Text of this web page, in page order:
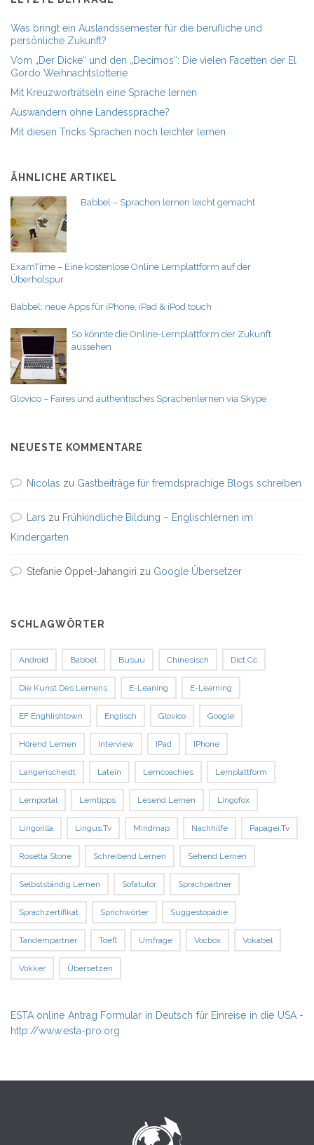
Was bringt ein Auslandssemester für die berufliche und
persönliche Zukunft?
Vom „Der Dicke“ und den „Decimos“: Die vielen Facetten der El
Gordo Weihnachtslotterie
Mit Kreuzworträtseln eine Sprache lernen
Auswandern ohne Landessprache?
Mit diesen Tricks Sprachen noch leichter lernen
ÄHNLICHE ARTIKEL
Babbel – Sprachen lernen leicht gemacht
ExamTime – Eine kostenlose Online Lernplattform auf der
Überholspur
Babbel: neue Apps für iPhone, iPad & iPod touch
So könnte die Online-Lernplattform der Zukunft
aussehen
Glovico – Faires und authentisches Sprachenlernen via Skype
NEUESTE KOMMENTARE
Nicolas zu Gastbeiträge für fremdsprachige Blogs schreiben
Lars zu Frühkindliche Bildung – Englischlernen im
Kindergarten
Stefanie Oppel-Jahangiri zu Google Übersetzer
SCHLAGWÖRTER
Android Babbel Busuu Chinesisch Dict.cc
Die Kunst Des Lernens E-Leaning E-Learning
EF Enghlishtown Englisch Glovico Google
Hörend Lernen Interview IPad IPhone
Langenscheidt Latein Lerncoachies Lernplattform
Lernportal Lerntipps Lesend Lernen Lingofox
Lingorilla Lingus.tv Mindmap Nachhilfe Papagei.tv
Rosetta Stone Schreibend Lernen Sehend Lernen
Selbstständig Lernen Sofatutor Sprachpartner
Sprachzertifikat Sprichwörter Suggestopädie
Tandempartner Toefl Umfrage Vocbox Vokabel
Vokker Übersetzen
ESTA online Antrag Formular in Deutsch für Einreise in die USA-
http://www.esta-pro.org